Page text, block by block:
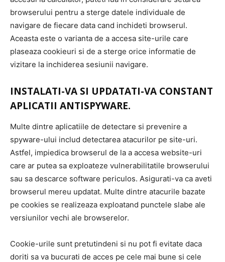
browserului pentru a sterge datele individuale de
navigare de fiecare data cand inchideti browserul.
Aceasta este o varianta de a accesa site-urile care
plaseaza cookieuri si de a sterge orice informatie de
vizitare la inchiderea sesiunii navigare.
INSTALATI-VA SI UPDATATI-VA CONSTANT
APLICATII ANTISPYWARE.
Multe dintre aplicatiile de detectare si prevenire a
spyware-ului includ detectarea atacurilor pe site-uri.
Astfel, impiedica browserul de la a accesa website-uri
care ar putea sa exploateze vulnerabilitatile browserului
sau sa descarce software periculos. Asigurati-va ca aveti
browserul mereu updatat. Multe dintre atacurile bazate
pe cookies se realizeaza exploatand punctele slabe ale
versiunilor vechi ale browserelor.
Cookie-urile sunt pretutindeni si nu pot fi evitate daca
doriti sa va bucurati de acces pe cele mai bune si cele